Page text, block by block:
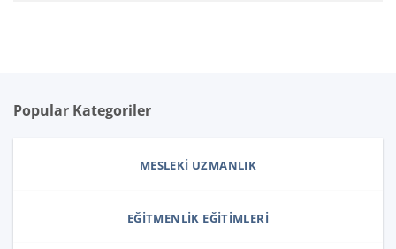
Popular Kategoriler
MESLEKI UZMANLIK
EĞITMENLIK EĞITIMLERI